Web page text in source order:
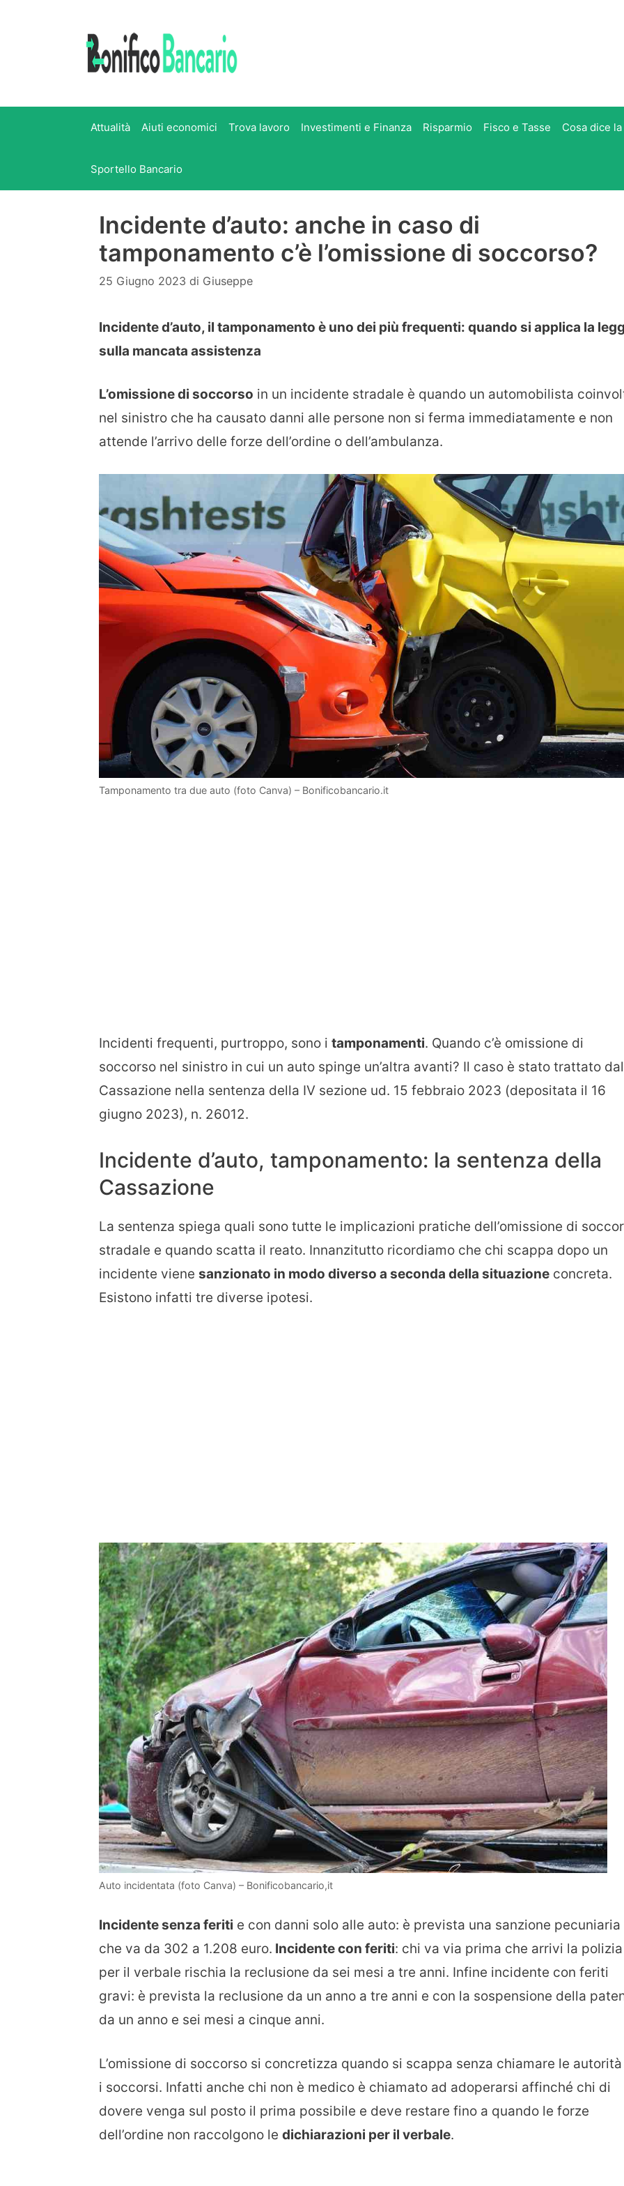
Attualità Aiuti economici Trova lavoro Investimenti e Finanza Risparmio Fisco e Tasse Cosa dice
Sportello Bancario
Incidente d’auto: anche in caso di
tamponamento c’è l’omissione di soccorso?
25 Giugno 2023 di Giuseppe
Incidente d’auto, il tamponamento è uno dei più frequenti: quando si applica la
sulla mancata assistenza
L’omissione di soccorso in un incidente stradale è quando un automobilista
nel sinistro che ha causato danni alle persone non si ferma immediatamente e non
attende l’arrivo delle forze dell’ordine o dell’ambulanza.
Tamponamento tra due auto (foto Canva) – Bonificobancario.it
Incidenti frequenti, purtroppo, sono i tamponamenti. Quando c’è omissione di
soccorso nel sinistro in cui un auto spinge un’altra avanti? Il caso è stato trattato
Cassazione nella sentenza della IV sezione ud. 15 febbraio 2023 (depositata il 16
giugno 2023), n. 26012.
Incidente d’auto, tamponamento: la sentenza della
Cassazione
La sentenza spiega quali sono tutte le implicazioni pratiche dell’omissione di
stradale e quando scatta il reato. Innanzitutto ricordiamo che chi scappa dopo un
incidente viene sanzionato in modo diverso a seconda della situazione concreta.
Esistono infatti tre diverse ipotesi.
Auto incidentata (foto Canva) – Bonificobancario,it
Incidente senza feriti e con danni solo alle auto: è prevista una sanzione pecuniaria
che va da 302 a 1.208 euro. Incidente con feriti: chi va via prima che arrivi la polizia
per il verbale rischia la reclusione da sei mesi a tre anni. Infine incidente con feriti
gravi: è prevista la reclusione da un anno a tre anni e con la sospensione della
da un anno e sei mesi a cinque anni.
L’omissione di soccorso si concretizza quando si scappa senza chiamare le autorità
i soccorsi. Infatti anche chi non è medico è chiamato ad adoperarsi affinché chi di
dovere venga sul posto il prima possibile e deve restare fino a quando le forze
dell’ordine non raccolgono le dichiarazioni per il verbale.